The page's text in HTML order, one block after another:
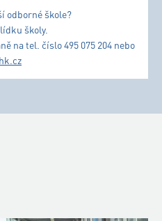
odborné škole?
školy.
na tel. číslo 495 075 204 nebo